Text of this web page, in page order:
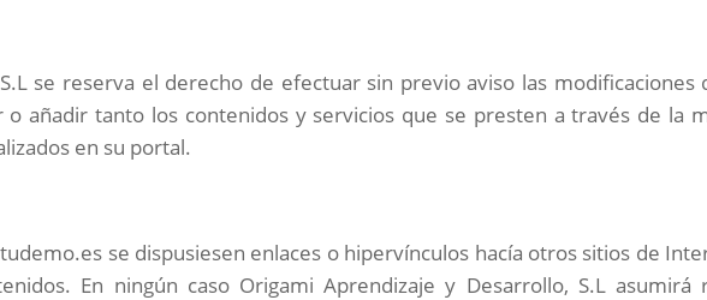
se reserva el derecho de efectuar sin previo aviso las
añadir tanto los contenidos y servicios que se presten a través de la
en su portal.
se dispusiesen enlaces o hipervínculos hacía otros sitios de
En ningún caso Origami Aprendizaje y Desarrollo, S.L asumirá